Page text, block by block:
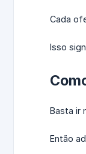
Cada
Isso
Basta ir
Então